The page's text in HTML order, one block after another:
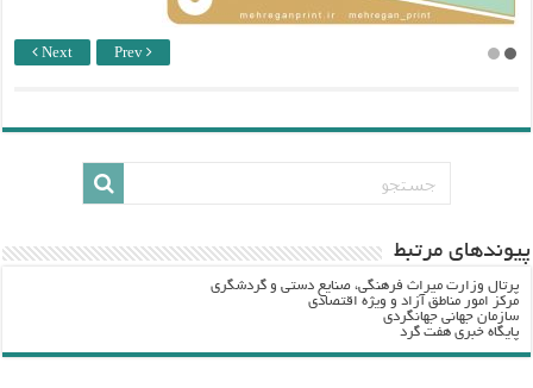
Next Prev
پيوندهاي مرتبط
پرتال وزارت ميراث فرهنگي، صنایع دستی و گردشگري
مرکز امور مناطق آزاد و ویژه اقتصادی
سازمان جهانی جهانگردی
پایگاه خبری هفت گرد